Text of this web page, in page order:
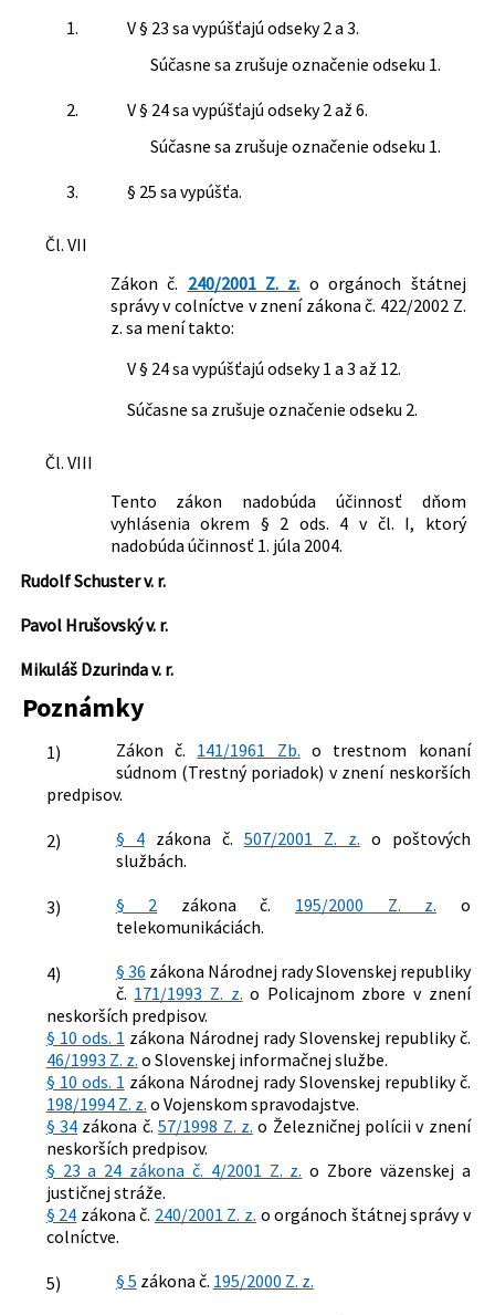
1.
V § 23 sa vypúšťajú odseky 2 a 3.
Súčasne sa zrušuje označenie odseku 1.
2.
V § 24 sa vypúšťajú odseky 2 až 6.
Súčasne sa zrušuje označenie odseku 1.
3. § 25 sa vypúšťa.
Čl. VII
Zákon č. 240/2001 Z. z. o orgánoch štátnej
správy v colníctve v znení zákona č. 422/2002 Z.
z. sa mení takto:
V § 24 sa vypúšťajú odseky 1 a 3 až 12.
Súčasne sa zrušuje označenie odseku 2.
Čl. VIII
Tento zákon nadobúda účinnosť dňom
vyhlásenia okrem § 2 ods. 4 v čl. I, ktorý
nadobúda účinnosť 1. júla 2004.
Rudolf Schuster v. r.
Pavol Hrušovský v. r.
Mikuláš Dzurinda v. r.
Poznámky
1) Zákon č. 141/1961 Zb. o trestnom konaní
súdnom (Trestný poriadok) v znení neskorších
predpisov.
2) § 4zákona č. 507/2001 Z. z. o poštových
službách.
3) § 2 zákona č. 195/2000 Z. z. o
telekomunikáciách.
4) § 36 zákona Národnej rady Slovenskej republiky
č. 171/1993 Z. z. o Policajnom zbore v znení
neskorších predpisov.
§ 10 ods. 1 zákona Národnej rady Slovenskej republiky č.
46/1993 Z. z. o Slovenskej informačnej službe.
§ 10 ods. 1 zákona Národnej rady Slovenskej republiky č.
198/1994 Z. z. o Vojenskom spravodajstve.
§ 34 zákona č.57/1998 Z. z. o Železničnej polícii v znení
neskorších predpisov.
§ 23 a 24 zákona č. 4/2001 Z. z. o Zbore väzenskej a
justičnej stráže.
§ 24 zákona č. 240/2001 Z. z. o orgánoch štátnej správy v
colníctve.
5) § 5 zákona č. 195/2000 Z. z.